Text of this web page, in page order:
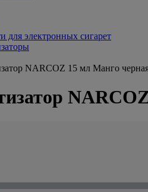
для электронных сигарет
NARCOZ 15 мл Манго